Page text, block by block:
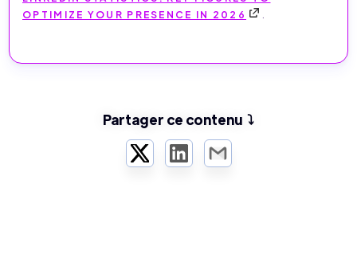
OPTIMIZE YOUR PRESENCE IN 2026
Partager ce contenu ⤵️
TwitterLinkedInEmail